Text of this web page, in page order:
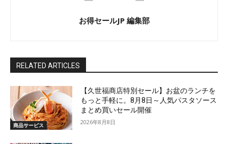
お得セールJP 編集部
RELATED ARTICLES
商品サービス
【久世福商店特別セール】お盆のランチを
もっと手軽に。8月8日～人気パスタソース
まとめ買いセール開催
2026年8月8日